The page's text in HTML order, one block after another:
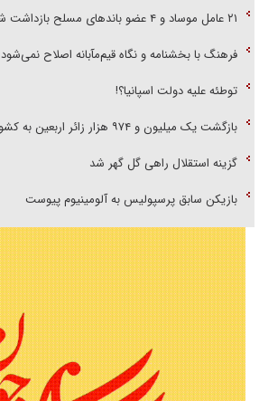
۲۱ عامل موساد و ۴ عضو باند‌های مسلح بازداشت شدند
فرهنگ با بخشنامه و نگاه قیم‌مآبانه اصلاح نمی‌شود
توطئه علیه دولت اسپانیا؟!
بازگشت یک میلیون و ۹۷۴ هزار زائر اربعین به کشور
گزینه استقلال راهی گل گهر شد
بازیکن سابق پرسپولیس به آلومینیوم پیوست